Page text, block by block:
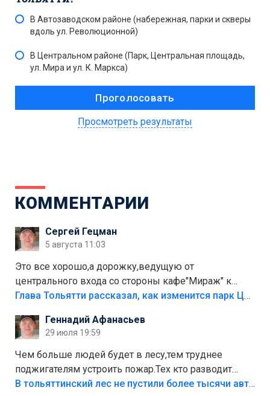
В Автозаводском районе (набережная, парки и скверы
вдоль ул. Революционной)
В Центральном районе (Парк, Центральная площадь,
ул. Мира и ул. К. Маркса)
Просмотреть результаты
КОММЕНТАРИИ
Сергей Гецман
5 августа 11:03
Это все хорошо,а дорожку,ведущую от
центрального входа со стороны кафе"Мираж" к
аттракционам слабо доделать?А то бордюры
лежала в парке и испортилась.Да еще,видимо,часть
украли.
Глава Тольятти рассказал, как изменится парк Центрального района
Геннадий Афанасьев
29 июля 19:59
Чем больше людей будет в лесу,тем труднее
поджигателям устроить пожар.Тех кто разводит
костры,тех надо безбожно штрафовать.Камер полно
В тольяттинский лес не пустили более тысячи автомобилей